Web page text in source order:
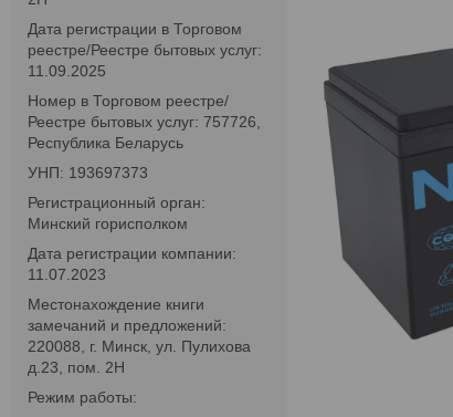
Дата регистрации в Торговом
реестре/Реестре бытовых услуг:
11.09.2025
Номер в Торговом реестре/
Реестре бытовых услуг: 757726,
Республика Беларусь
УНП: 193697373
Регистрационный орган:
Минский горисполком
Дата регистрации компании:
11.07.2023
Местонахождение книги
замечаний и предложений:
220088, г. Минск, ул. Пулихова
д.23, пом. 2Н
Режим работы: